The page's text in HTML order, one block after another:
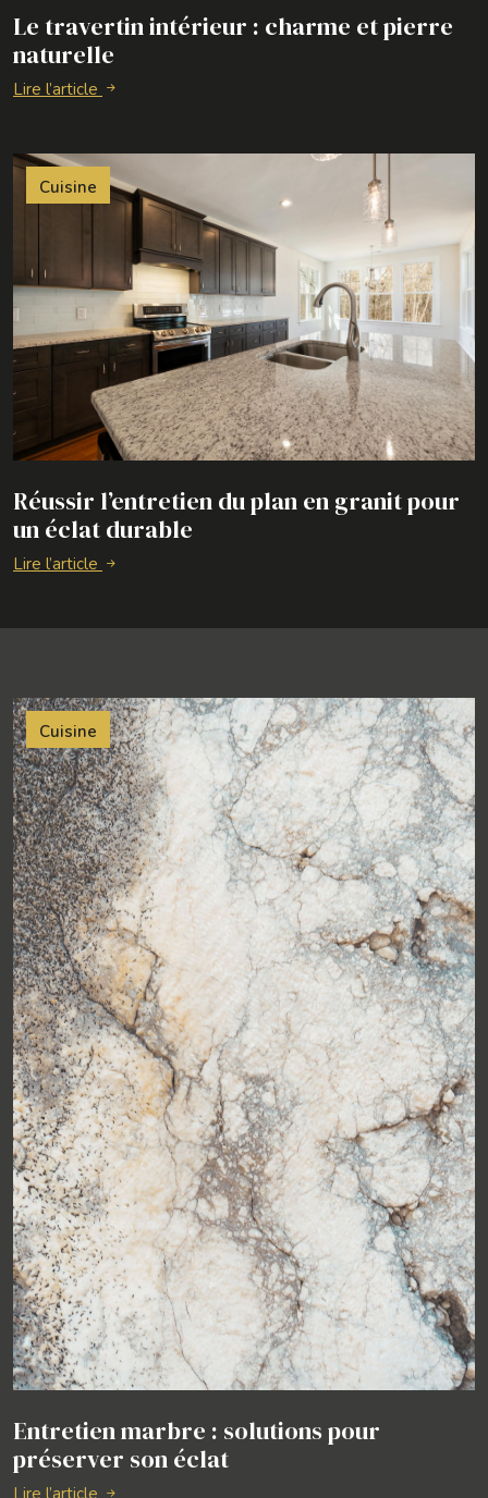
Le travertin intérieur : charme et pierre
naturelle
Lire l’article
Cuisine
Réussir l’entretien du plan en granit pour
un éclat durable
Lire l’article
Cuisine
Entretien marbre : solutions pour
préserver son éclat